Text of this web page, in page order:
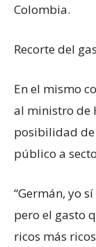
Colombia.
Recorte del
En el mismo
al ministro de
posibilidad de
público a
“Germán, yo
pero el gasto
ricos más